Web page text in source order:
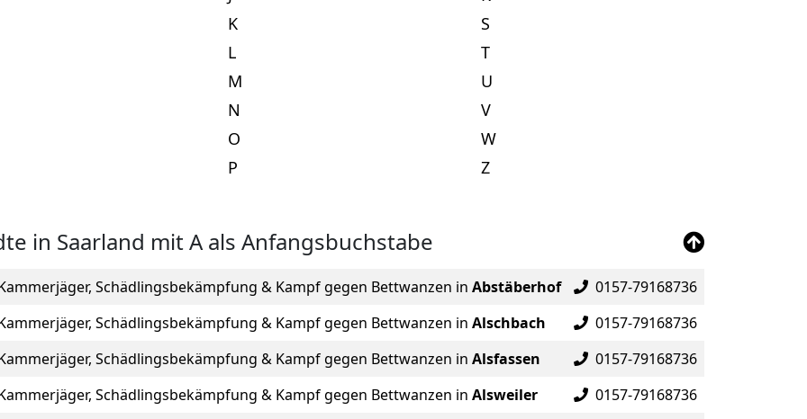
K
L
M
N
O
P
S
T
U
V
W
Z
in Saarland mit A als Anfangsbuchstabe
Schädlingsbekämpfung & Kampf gegen Bettwanzen in Abstäberhof
0157-79168736
Schädlingsbekämpfung & Kampf gegen Bettwanzen in Alschbach
0157-79168736
Schädlingsbekämpfung & Kampf gegen Bettwanzen in Alsfassen
0157-79168736
Schädlingsbekämpfung & Kampf gegen Bettwanzen in Alsweiler
0157-79168736